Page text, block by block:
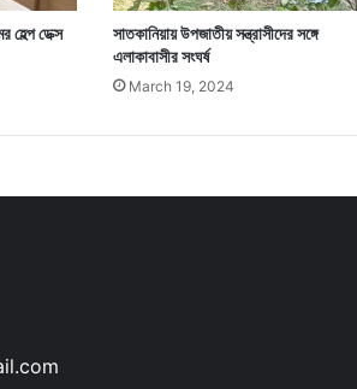
হেল্প ডেক্স
সাতকানিয়ায় উপজাতীয় সন্ত্রাসীদের সঙ্গে
এলাকাবাসীর সংঘর্ষ
March 19, 2024